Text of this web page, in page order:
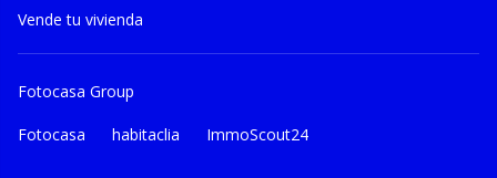
Vende tu vivienda
Fotocasa Group
Fotocasa habitaclia ImmoScout24